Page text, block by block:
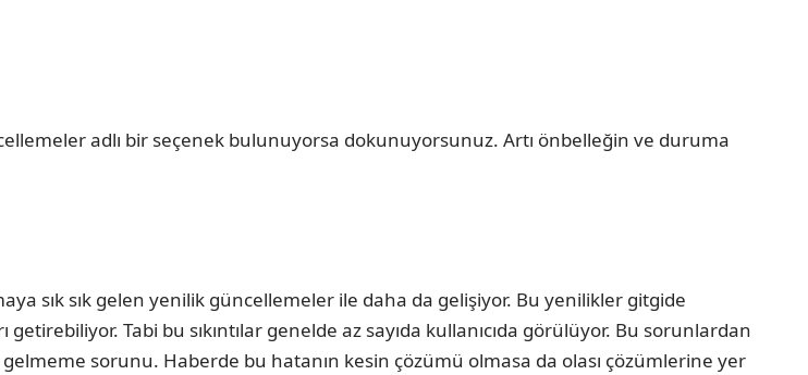
adlı bir seçenek bulunuyorsa dokunuyorsunuz. Artı önbelleğin ve duruma
sık sık gelen yenilik güncellemeler ile daha da gelişiyor. Bu yenilikler gitgide
getirebiliyor. Tabi bu sıkıntılar genelde az sayıda kullanıcıda görülüyor. Bu sorunlardan
sorunu. Haberde bu hatanın kesin çözümü olmasa da olası çözümlerine yer